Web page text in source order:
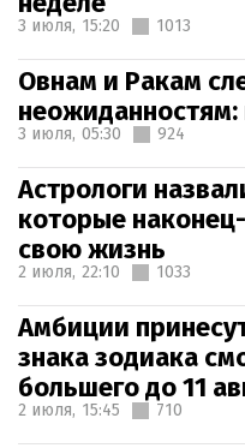
3 июля, 15:20 1013
Овнам и Ракам
неожиданностям:
3 июля, 05:30 924
Астрологи
которые
свою жизнь
2 июля, 22:10 1033
Амбиции
знака зодиака
большего до 11
2 июля, 15:45 710